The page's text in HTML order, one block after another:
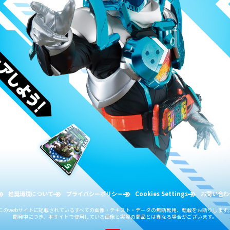
推奨環境について プライバシーポリシー Cookies Settings お問い合
のwebサイトに記載されているすべての画像・テキスト・データの無断転用、転載をお断りします
開発中につき、本サイトで使用している画像と実際の商品とは異なる場合がございます。